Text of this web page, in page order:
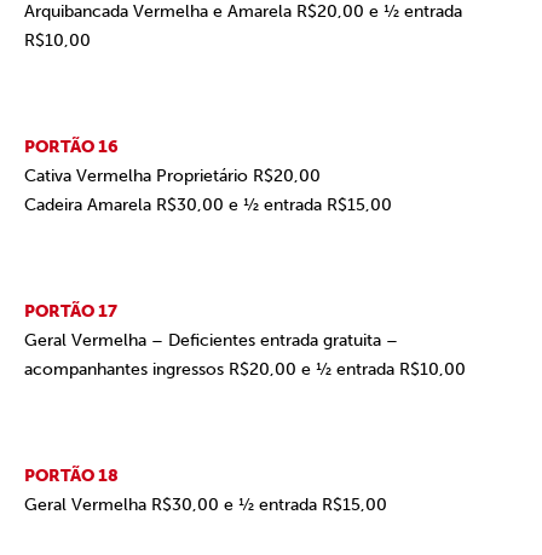
Arquibancada Vermelha e Amarela R$20,00 e ½ entrada
R$10,00
PORTÃO 16
Cativa Vermelha Proprietário R$20,00
Cadeira Amarela R$30,00 e ½ entrada R$15,00
PORTÃO 17
Geral Vermelha – Deficientes entrada gratuita –
acompanhantes ingressos R$20,00 e ½ entrada R$10,00
PORTÃO 18
Geral Vermelha R$30,00 e ½ entrada R$15,00